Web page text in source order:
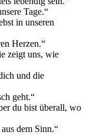
Tage.“
in unseren
Herzen.“
zeigt uns, wie
und die
geht.“
du bist überall, wo
dem Sinn.“